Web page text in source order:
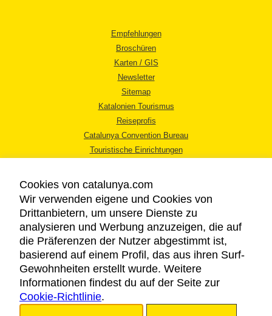
Empfehlungen
Broschüren
Karten / GIS
Newsletter
Sitemap
Katalonien Tourismus
Reiseprofis
Catalunya Convention Bureau
Touristische Einrichtungen
RECHTLICHER HINWEIS
DATENSCHUTZICHTLINIE
COOKIES
BARRIEREFREIHEIT
Cookies von catalunya.com
Wir verwenden eigene und Cookies von
Drittanbietern, um unsere Dienste zu
analysieren und Werbung anzuzeigen, die auf
die Präferenzen der Nutzer abgestimmt ist,
basierend auf einem Profil, das aus ihren Surf-
Gewohnheiten erstellt wurde. Weitere
Informationen findest du auf der Seite zur
Cookie-Richtlinie.